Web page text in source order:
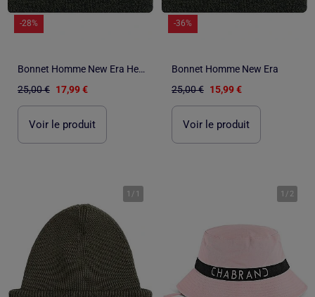
-28%
Bonnet Homme New Era Headwear
25,00 € 17,99 €
Voir le produit
-36%
Bonnet Homme New Era
25,00 € 15,99 €
Voir le produit
1 / 1 1 / 2